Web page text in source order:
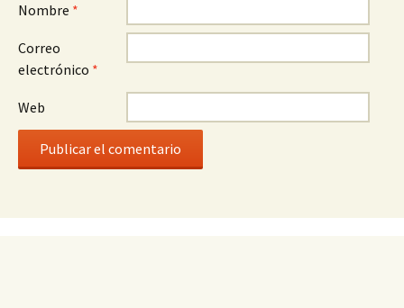
Nombre *
Correo
electrónico *
Web